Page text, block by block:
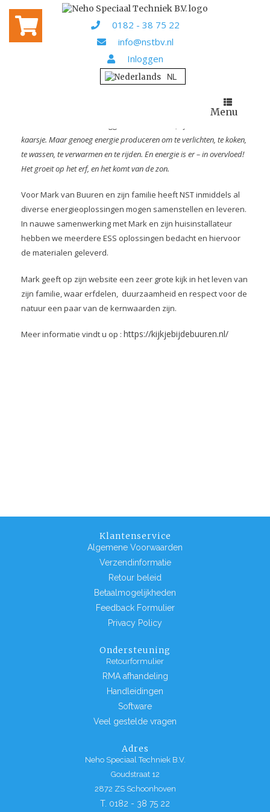
0182 - 38 75 22
info@nstbv.nl
Inloggen
Menu
Home/Projecten/ Offgrid; van zon naar stroom
OFFGRID; VAN ZON NAAR
Op zijn eigen website begint Mark van Buuren als volgt:
Warmte en elektriciteit zijn een vitaal onderdeel van ons leven.
kaarsje. Maar genoeg energie produceren om te verlichten, te koken,
te wassen, te verwarmen en te rijden. En energie is er – in overvloed!
Het groeit op het erf, en het komt van de zon.
Voor Mark van Buuren en zijn familie heeft NST inmiddels al
diverse energieoplossingen mogen samenstellen en leveren.
In nauwe samenwerking met Mark en zijn huisinstallateur
hebben we meerdere ESS oplossingen bedacht en hiervoor
de materialen geleverd.
Mark geeft op zijn website een zeer grote kijk in het leven van
zijn familie, waar erfdelen, duurzaamheid en respect voor de
natuur een paar van de kernwaarden zijn.
Meer informatie vindt u op : https://kijkjebijdebuuren.nl/
Klantenservice
Algemene Voorwaarden
Verzendinformatie
Retour beleid
Betaalmogelijkheden
Feedback Formulier
Privacy Policy
Ondersteuning
Retourformulier
RMA afhandeling
Handleidingen
Software
Veel gestelde vragen
Adres
Neho Speciaal Techniek B.V.
Goudstraat 12
2872 ZS Schoonhoven
T. 0182 - 38 75 22